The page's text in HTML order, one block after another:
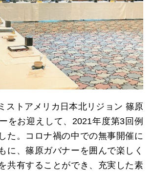
お問い合わせ
CONTACT
会員専用
MEMBERS ONLY
ストアメリカ日本北リジョン 篠原
をお迎えして、2021年度第3回例
た。コロナ禍の中での無事開催に
に、篠原ガバナーを囲んで楽しく
共有することができ、充実した素